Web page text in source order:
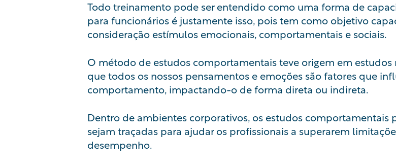
Todo treinamento pode ser entendido como uma forma de
para funcionários é justamente isso, pois tem como objetivo
consideração estímulos emocionais, comportamentais e sociais.
O método de estudos comportamentais teve origem em
que todos os nossos pensamentos e emoções são fatores que
comportamento, impactando-o de forma direta ou indireta.
Dentro de ambientes corporativos, os estudos comportamentais
sejam traçadas para ajudar os profissionais a superarem
desempenho.